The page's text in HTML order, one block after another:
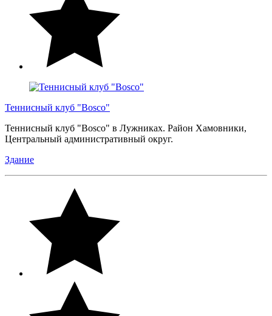
Теннисный клуб "Bosco"
Теннисный клуб "Bosco" в Лужниках. Район Хамовники,
Центральный административный округ.
Здание